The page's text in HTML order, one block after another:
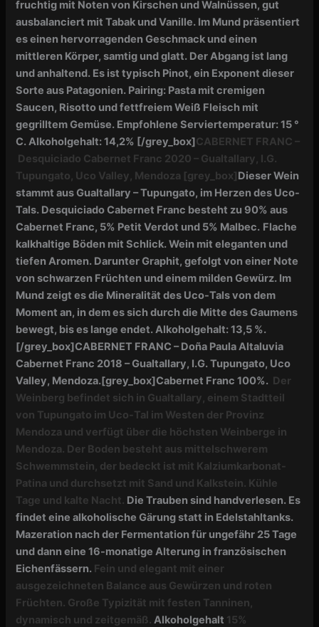
fruchtig mit Noten von Kirschen und Walnüssen, gut
ausbalanciert mit Tabak und Vanille. Im Mund präsentiert
es einen hervorragenden Geschmack und einen
mittleren Körper, samtig und glatt. Der Abgang ist lang
und anhaltend. Es ist typisch Pinot, ein Exponent dieser
Sorte aus Patagonien. Pairing: Pasta mit cremigen
Saucen, Risotto und fettfreiem Weiß Fleisch mit
gegrilltem Gemüse. Empfohlene Serviertemperatur: 15 °
C.Alkoholgehalt: 14,2% [/grey_box]CABERNET FRANC –
Desquiciado Cabernet Franc 2020 – Gualtallary, I.G.
Tupungato, Uco Valley, Mendoza [grey_box]Dieser Wein
stammt aus Gualtallary – Tupungato, im Herzen des Uco-
Tals. Desquiciado Cabernet Franc besteht zu 90% aus
Cabernet Franc, 5% Petit Verdot und 5% Malbec. Flache
kalkhaltige Böden mit Schlick. Wein mit eleganten und
tiefen Aromen. Darunter Graphit, gefolgt von einer Note
von schwarzen Früchten und einem milden Gewürz. Im
Mund zeigt es die Mineralität des Uco-Tals von dem
Moment an, in dem es sich durch die Mitte des Gaumens
bewegt, bis es lange endet. Alkoholgehalt: 13,5 %.
[/grey_box]CABERNET FRANC – Doña Paula Altaluvia
Cabernet Franc 2018 – Gualtallary, I.G. Tupungato, Uco
Valley, Mendoza.[grey_box]Cabernet Franc 100%. Der
Weinberg befindet sich in Gualtallary, einem Stadtteil
von Tupungato im Uco-Tal im Westen der Provinz
Mendoza und verfügt über die höchsten Weinberge in
Mendoza. Der Boden besteht aus mittelschwerem
Schwemmstein, der bedeckt ist mit Kalziumkarbonat-
Patina und durchsetzt mit Sand und Kalkstein. Kühle
Tage und kalte Nacht. Die Trauben sind handverlesen. Es
findet eine alkoholische Gärung statt in Edelstahltanks.
Mazeration nach der Fermentation für ungefähr 25 Tage
und dann eine 16-monatige Alterung in französischen
Eichenfässern. Fein und elegant mit einer
ausgezeichneten Balance aus Gewürzen und roten
Früchten. Große Typizität mit festen Tanninen,
dynamisch und zeitgemäß.Alkoholgehalt 15%